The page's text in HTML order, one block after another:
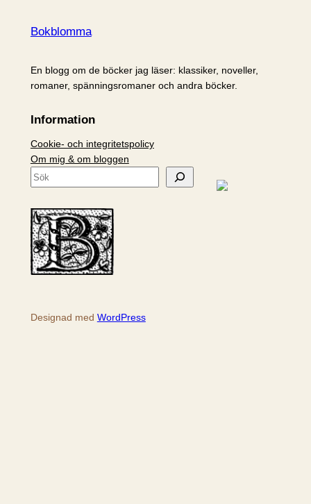
Bokblomma
En blogg om de böcker jag läser: klassiker, noveller,
romaner, spänningsromaner och andra böcker.
Information
Cookie- och integritetspolicy
Om mig & om bloggen
S
k
Designad med WordPress